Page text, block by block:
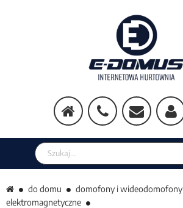
Szukaj w sklepie
do domu domofony i wideodomofony
elektromagnetyczne